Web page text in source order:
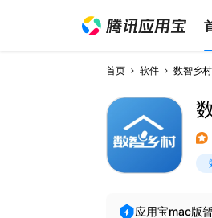
首页 软件 数智乡村
应用宝mac版